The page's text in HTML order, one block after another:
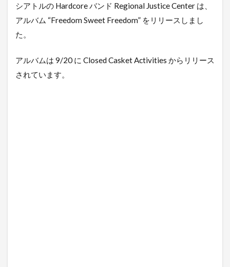
シアトルの Hardcore バンド Regional Justice Center は、
アルバム “Freedom Sweet Freedom” をリリースしまし
た。
アルバムは 9/20 に Closed Casket Activities からリリース
されています。